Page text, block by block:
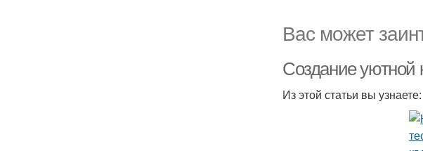
Вас может
Создание уютной
Из этой статьи вы узнаете: